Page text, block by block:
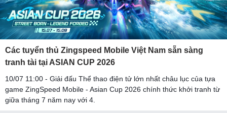
Các tuyển thủ Zingspeed Mobile Việt Nam sẵn sàng
tranh tài tại ASIAN CUP 2026
10/07 11:00 - Giải đấu Thể thao điện tử lớn nhất châu lục của tựa
game ZingSpeed Mobile - Asian Cup 2026 chính thức khởi tranh từ
giữa tháng 7 năm nay với 4.